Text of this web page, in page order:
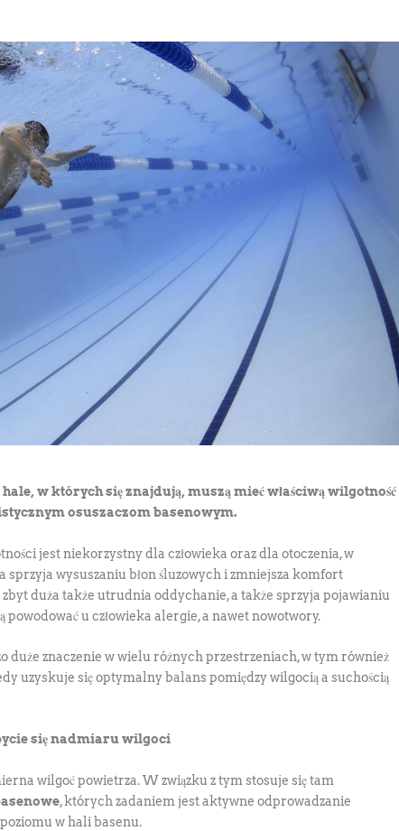
w których się znajdują, muszą mieć właściwą wilgotność
osuszaczom basenowym.
jest niekorzystny dla człowieka oraz dla otoczenia, w
wysuszaniu błon śluzowych i zmniejsza komfort
duża także utrudnia oddychanie, a także sprzyja pojawianiu
u człowieka alergie, a nawet nowotwory.
duże znaczenie w wielu różnych przestrzeniach, w tym również
uzyskuje się optymalny balans pomiędzy wilgocią a suchością
się nadmiaru wilgoci
wilgoć powietrza. W związku z tym stosuje się tam
, których zadaniem jest aktywne odprowadzanie
w hali basenu.